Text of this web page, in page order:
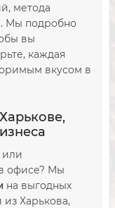
метода
Мы подробно
вы
каждая
вкусом в
или
офисе? Мы
на выгодных
Харькова,